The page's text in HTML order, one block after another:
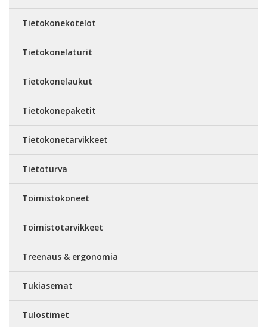
Tietokonekotelot
Tietokonelaturit
Tietokonelaukut
Tietokonepaketit
Tietokonetarvikkeet
Tietoturva
Toimistokoneet
Toimistotarvikkeet
Treenaus & ergonomia
Tukiasemat
Tulostimet